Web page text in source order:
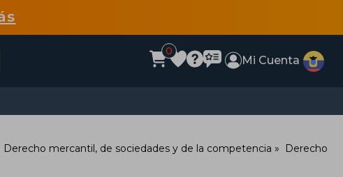
0
Mi Cuenta
Derecho mercantil, de sociedades y de la competencia
Derecho